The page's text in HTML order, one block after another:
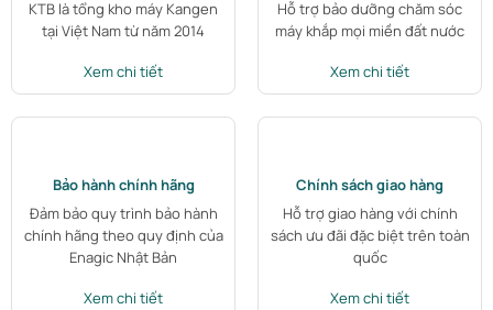
KTB là tổng kho máy Kangen
tại Việt Nam từ năm 2014
Xem chi tiết
Hỗ trợ bảo dưỡng chăm sóc
máy khắp mọi miền đất nước
Xem chi tiết
Bảo hành chính hãng
Đảm bảo quy trình bảo hành
chính hãng theo quy định của
Enagic Nhật Bản
Xem chi tiết
Chính sách giao hàng
Hỗ trợ giao hàng với chính
sách ưu đãi đặc biệt trên toàn
quốc
Xem chi tiết